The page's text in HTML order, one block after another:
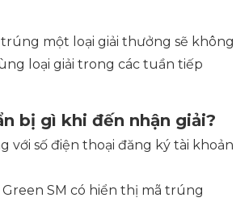
một loại giải thưởng sẽ không
loại giải trong các tuần tiếp
bị gì khi đến nhận giải?
với số điện thoại đăng ký tài khoản
SM có hiển thị mã trúng